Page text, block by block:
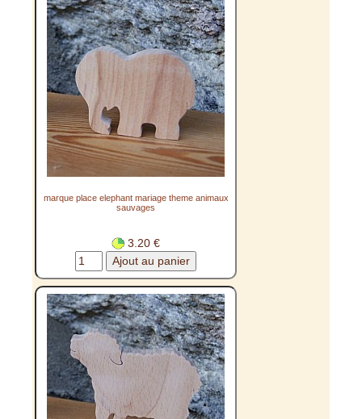
marque place elephant mariage theme animaux
sauvages
3.20 €